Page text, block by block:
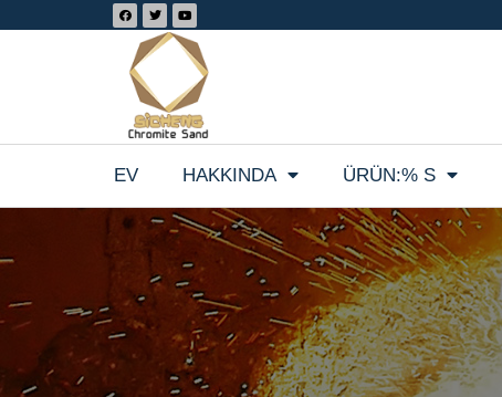
EV HAKKINDA ÜRÜN:% S